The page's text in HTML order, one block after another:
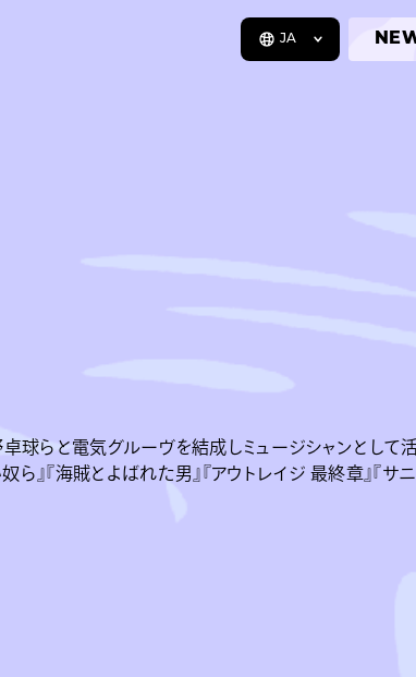
JA
球らと電気グルーヴを結成しミュージシャンとして活
』『海賊とよばれた男』『アウトレイジ 最終章』『サ